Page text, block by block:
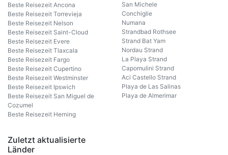
Beste Reisezeit Ancona
Beste Reisezeit Torrevieja
Beste Reisezeit Nelson
Beste Reisezeit Saint-Cloud
Beste Reisezeit Evere
Beste Reisezeit Tlaxcala
Beste Reisezeit Fargo
Beste Reisezeit Cupertino
Beste Reisezeit Westminster
Beste Reisezeit Ipswich
Beste Reisezeit San Miguel de
Cozumel
Beste Reisezeit Herning
San Michele
Conchiglie
Numana
Strandbad Rothsee
Strand Bat Yam
Nordau Strand
La Playa Strand
Capomulini Strand
Aci Castello Strand
Playa de Las Salinas
Playa de Almerimar
Zuletzt aktualisierte
Länder